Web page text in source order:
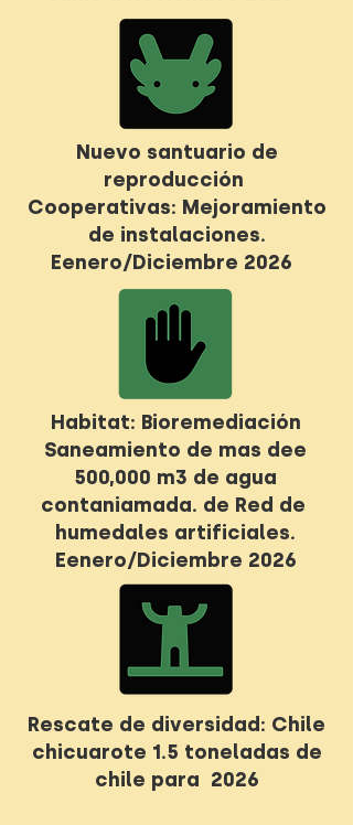
rica biodiversidad,
incluyendo a la emblemática
especie: el ajolote.
Nuevo santuario de
reproducción
Cooperativas: Mejoramiento
de instalaciones.
Eenero/Diciembre 2026
Habitat: Bioremediación
Saneamiento de mas dee
500,000 m3 de agua
contaniamada. de Red de
humedales artificiales.
Eenero/Diciembre 2026
Rescate de diversidad: Chile
chicuarote 1.5 toneladas de
chile para 2026